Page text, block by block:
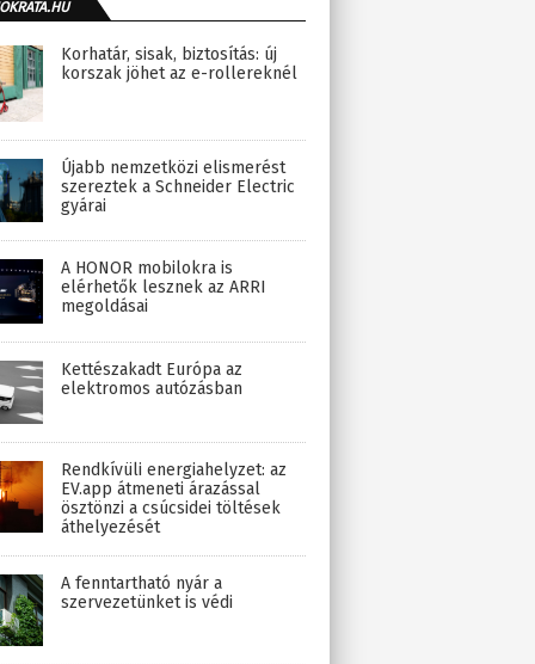
Korhatár, sisak, biztosítás: új
korszak jöhet az e-rollereknél
Újabb nemzetközi elismerést
szereztek a Schneider Electric
gyárai
A HONOR mobilokra is
elérhetők lesznek az ARRI
megoldásai
Kettészakadt Európa az
elektromos autózásban
Rendkívüli energiahelyzet: az
EV.app átmeneti árazással
ösztönzi a csúcsidei töltések
áthelyezését
A fenntartható nyár a
szervezetünket is védi